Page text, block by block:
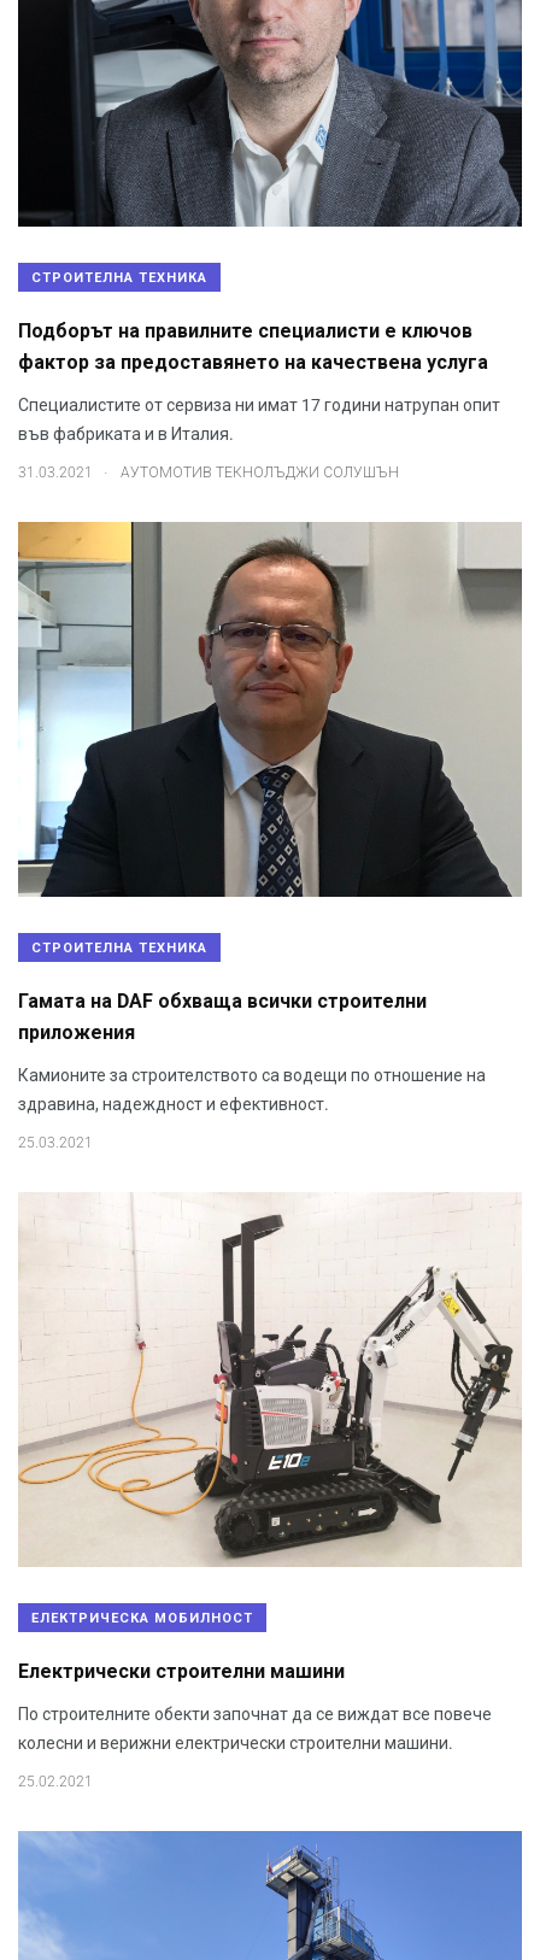
СТРОИТЕЛНА ТЕХНИКА
Подборът на правилните специалисти е ключов
фактор за предоставянето на качествена услуга
Специалистите от сервиза ни имат 17 години натрупан опит
във фабриката и в Италия.
31.03.2021 . АУТОМОТИВ ТЕКНОЛЪДЖИ СОЛУШЪН
СТРОИТЕЛНА ТЕХНИКА
Гамата на DAF обхваща всички строителни
приложения
Камионите за строителството са водещи по отношение на
здравина, надеждност и ефективност.
25.03.2021
EЛЕКТРИЧЕСКА МОБИЛНОСТ
Електрически строителни машини
По строителните обекти започнат да се виждат все повече
колесни и верижни електрически строителни машини.
25.02.2021